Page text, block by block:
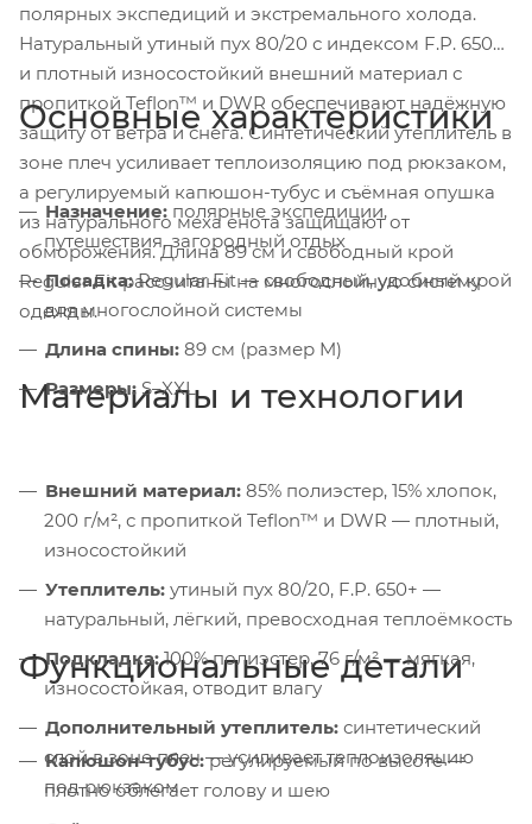
полярных экспедиций и экстремального холода.
Натуральный утиный пух 80/20 с индексом F.P. 650+
и плотный износостойкий внешний материал с
пропиткой Teflon™ и DWR обеспечивают надёжную
защиту от ветра и снега. Синтетический утеплитель в
зоне плеч усиливает теплоизоляцию под рюкзаком,
а регулируемый капюшон-тубус и съёмная опушка
из натурального меха енота защищают от
обморожения. Длина 89 см и свободный крой
Regular Fit рассчитаны на многослойную систему
одежды.
Основные характеристики
Назначение: полярные экспедиции,
путешествия, загородный отдых
Посадка:Regular Fit — свободный, удобный крой
для многослойной системы
Длина спины: 89 см (размер M)
Размеры: S–XXL
Материалы и технологии
Внешний материал: 85% полиэстер, 15% хлопок,
200 г/м², с пропиткой Teflon™ и DWR — плотный,
износостойкий
Утеплитель: утиный пух 80/20, F.P. 650+ —
натуральный, лёгкий, превосходная теплоёмкость
Подкладка:100% полиэстер, 76 г/м² — мягкая,
износостойкая, отводит влагу
Дополнительный утеплитель: синтетический
слой в зоне плеч — усиливает теплоизоляцию
под рюкзаком
Функциональные детали
Капюшон-тубус:регулируемый по высоте —
плотно облегает голову и шею